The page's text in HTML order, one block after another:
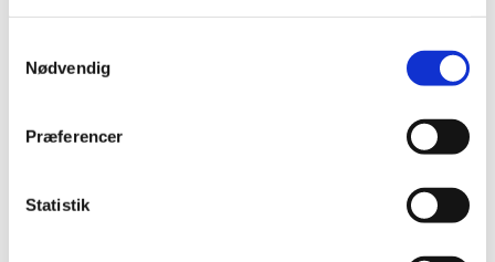
Nødvendig
Præferencer
Statistik
2021 (516)
2019 (159)
december (12)
oktober (16)